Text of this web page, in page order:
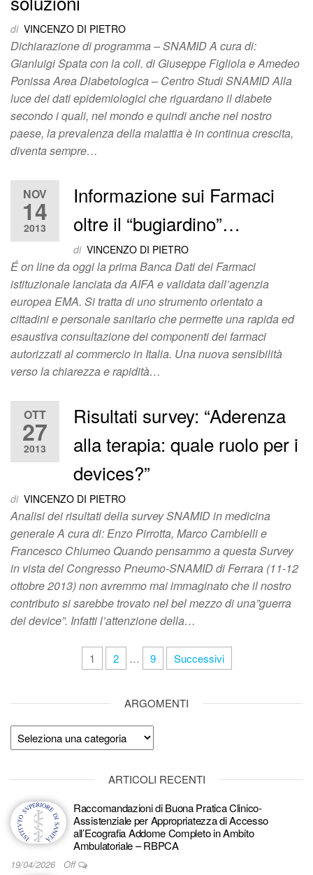
di VINCENZO DI PIETRO
Dichiarazione di programma – SNAMID A cura di:
Gianluigi Spata con la coll. di Giuseppe Figliola e Amedeo
Ponissa Area Diabetologica – Centro Studi SNAMID Alla
luce dei dati epidemiologici che riguardano il diabete
secondo i quali, nel mondo e quindi anche nel nostro
paese, la prevalenza della malattia è in continua crescita,
diventa sempre…
NOV
14
2013
Informazione sui Farmaci
oltre il “bugiardino”…
di VINCENZO DI PIETRO
É on line da oggi la prima Banca Dati dei Farmaci
istituzionale lanciata da AIFA e validata dall’agenzia
europea EMA. Si tratta di uno strumento orientato a
cittadini e personale sanitario che permette una rapida ed
esaustiva consultazione dei componenti dei farmaci
autorizzati al commercio in Italia. Una nuova sensibilità
verso la chiarezza e rapidità…
OTT
27
2013
Risultati survey: “Aderenza
alla terapia: quale ruolo per i
devices?”
di VINCENZO DI PIETRO
Analisi dei risultati della survey SNAMID in medicina
generale A cura di: Enzo Pirrotta, Marco Cambielli e
Francesco Chiumeo Quando pensammo a questa Survey
in vista del Congresso Pneumo-SNAMID di Ferrara (11-12
ottobre 2013) non avremmo mai immaginato che il nostro
contributo si sarebbe trovato nel bel mezzo di una”guerra
dei device”. Infatti l’attenzione della…
Paginazione
articoli
1 2 … 9 Successivi
ARGOMENTI
Argomenti
ARTICOLI RECENTI
Raccomandazioni di Buona Pratica Clinico-
Assistenziale per Appropriatezza di Accesso
all’Ecografia Addome Completo in Ambito
Ambulatoriale – RBPCA
19/04/2026 Off